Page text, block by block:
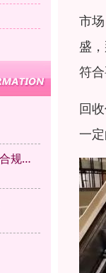
电梯属于特种设备，回收拆除首要重视合规资质
市
盛
符
回
一